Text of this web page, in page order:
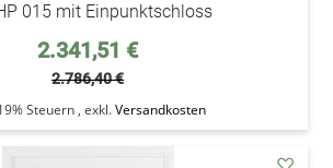
015 mit Einpunktschloss
Sonderpreis
2.341,51 €
2.786,40 €
Steuern , exkl.Versandkosten